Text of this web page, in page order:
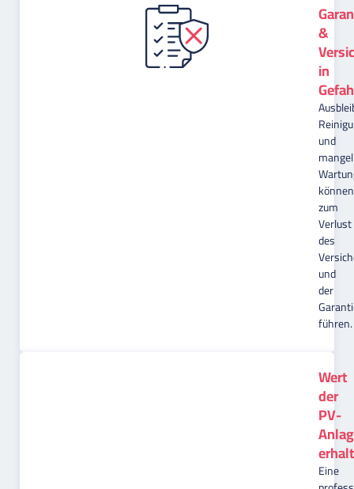
&
in
und
können
zum
Verlust
des
und
der
führen.
Wert
der
PV-
Eine